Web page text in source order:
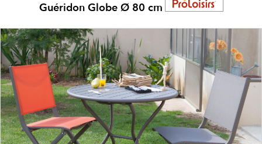
Guéridon Globe Ø 80 cm